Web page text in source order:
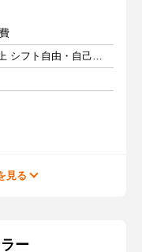
週3日以上 1日4時間以上 シフト自由・自己申告
見る
ー